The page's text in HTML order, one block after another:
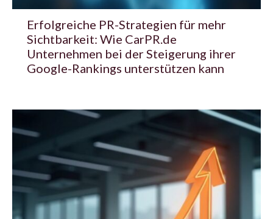
Erfolgreiche PR-Strategien für mehr
Sichtbarkeit: Wie CarPR.de
Unternehmen bei der Steigerung ihrer
Google-Rankings unterstützen kann